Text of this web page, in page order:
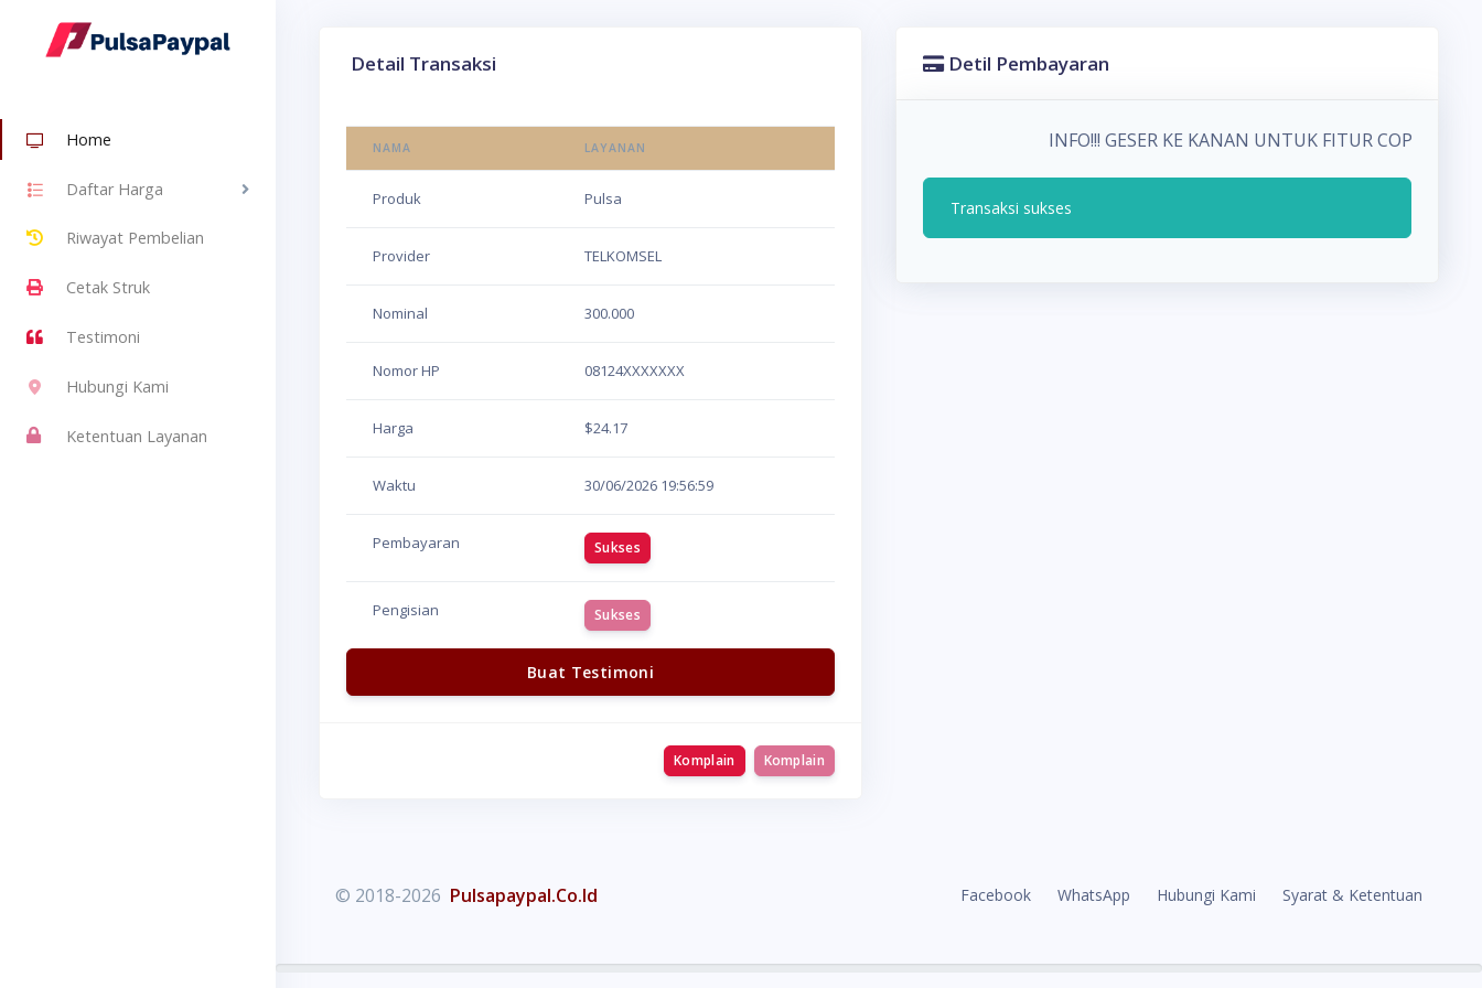
Home
Daftar Harga
Riwayat Pembelian
Cetak Struk
Testimoni
Hubungi Kami
Ketentuan Layanan
Detail Transaksi
NAMA LAYANAN
Produk Pulsa
Provider TELKOMSEL
Nominal 300.000
Nomor HP 08124XXXXXXX
Harga $24.17
Waktu 30/06/2026 19:56:59
Pembayaran Sukses
Pengisian Sukses
Buat Testimoni
Komplain Komplain
Detil Pembayaran
INFO!!! GESER KE KANAN UNTUK FITUR COPY
Transaksi sukses
© 2018-2026 Pulsapaypal.Co.Id Facebook WhatsApp Hubungi Kami Syarat & Ketentuan